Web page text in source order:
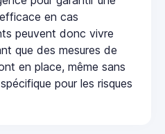
en cas
peuvent donc vivre
que des mesures de
en place, même sans
pour les risques